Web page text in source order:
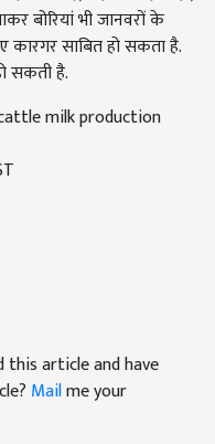
बोरियां भी जानवरों के
कारगर साबित हो सकता है.
सकती है.
milk production
this article and have
Mailme your